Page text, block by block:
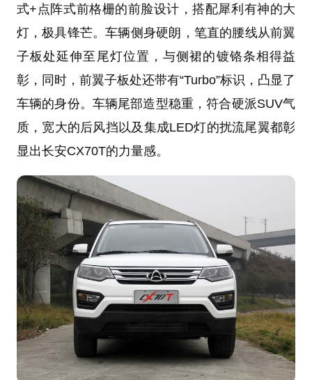
式+点阵式前格栅的前脸设计，搭配犀利有神的大
灯，极具锋芒。车辆侧身硬朗，笔直的腰线从前翼
子板处延伸至尾灯位置，与侧裙的镀铬条相得益
彰，同时，前翼子板处还带有“Turbo”标识，凸显了
车辆的身份。车辆尾部造型稳重，符合硬派SUV气
质，宽大的后风挡以及集成LED灯的扰流尾翼都彰
显出长安CX70T的力量感。